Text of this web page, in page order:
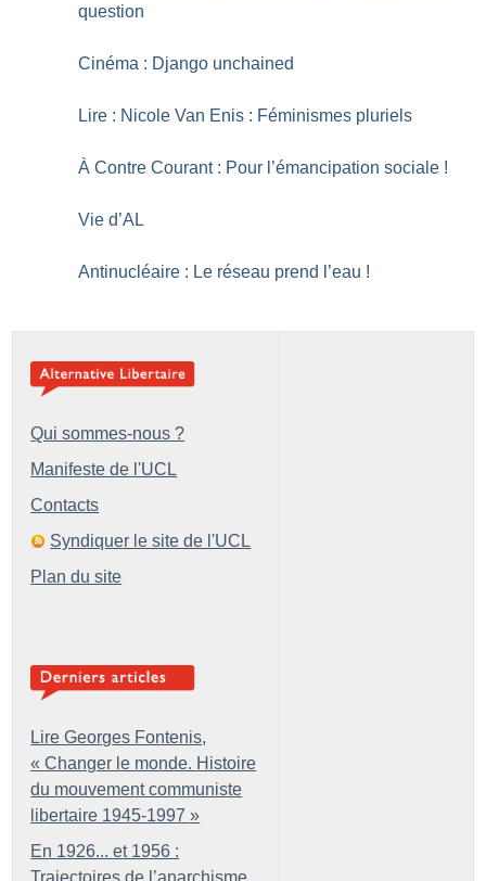
question
Cinéma : Django unchained
Lire : Nicole Van Enis : Féminismes pluriels
À Contre Courant : Pour l’émancipation sociale !
Vie d’AL
Antinucléaire : Le réseau prend l’eau !
Qui sommes-nous ?
Manifeste de l'UCL
Contacts
Syndiquer le site de l'UCL
Plan du site
Lire Georges Fontenis,
« Changer le monde. Histoire
du mouvement communiste
libertaire 1945-1997 »
En 1926... et 1956 :
Trajectoires de l’anarchisme